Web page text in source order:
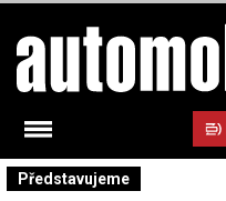
Představujeme